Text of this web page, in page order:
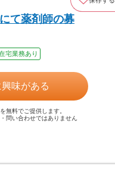
て薬剤師の募
宅業務あり
味がある
無料でご提供します。
問い合わせではありません